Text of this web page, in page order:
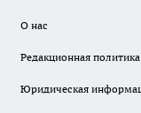
О нас
Редакционная политика
Юридическая